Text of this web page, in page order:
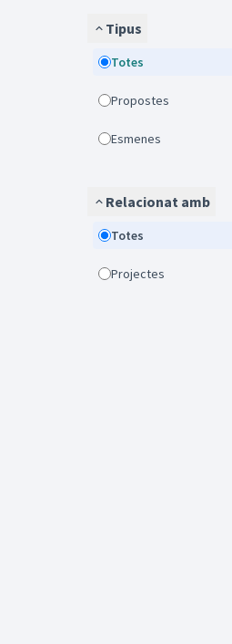
Tipus
Totes
Propostes
Esmenes
Relacionat amb
Totes
Projectes